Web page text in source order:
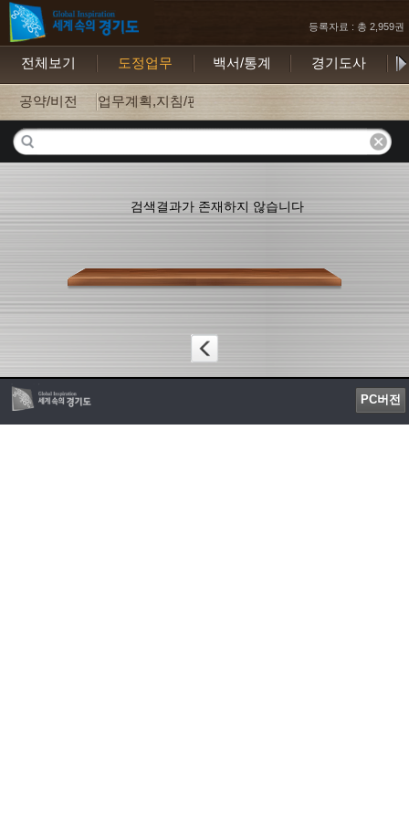
등록자료 : 총 2,959권
전체보기 도정업무 백서/통계 경기도사
공약/비전 업무계획,지침/편람
검색결과가 존재하지 않습니다
PC버전